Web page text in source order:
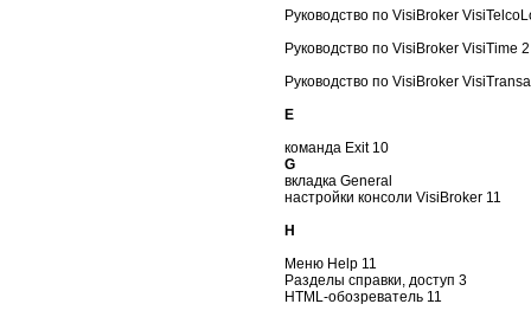
Руководство по VisiBroker
Руководство по VisiBroker VisiTime 2
Руководство по VisiBroker
E
команда Exit 10
G
вкладка General
настройки консоли VisiBroker 11
H
Меню Help 11
Разделы справки, доступ 3
HTML-обозреватель 11